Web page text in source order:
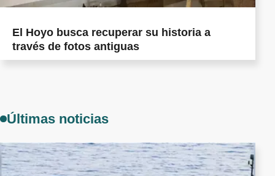
El Hoyo busca recuperar su historia a
través de fotos antiguas
Últimas noticias